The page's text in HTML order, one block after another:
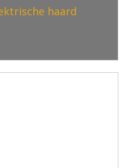
haard